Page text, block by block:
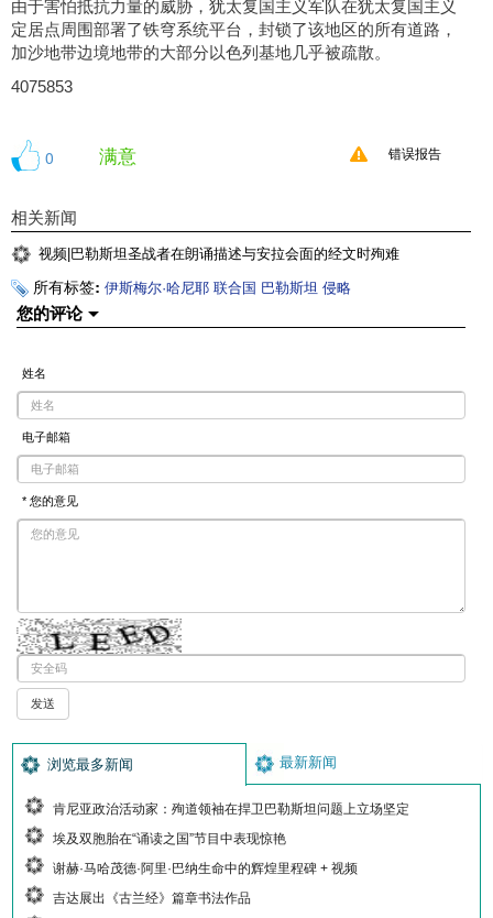
由于害怕抵抗力量的威胁，犹太复国主义军队在犹太复国主义
定居点周围部署了铁穹系统平台，封锁了该地区的所有道路，
加沙地带边境地带的大部分以色列基地几乎被疏散。
4075853
0 满意 错误报告
相关新闻
视频|巴勒斯坦圣战者在朗诵描述与安拉会面的经文时殉难
所有标签: 伊斯梅尔·哈尼耶 联合国 巴勒斯坦 侵略
您的评论
姓名
电子邮箱
* 您的意见
浏览最多新闻 最新新闻
肯尼亚政治活动家：殉道领袖在捍卫巴勒斯坦问题上立场坚定
埃及双胞胎在“诵读之国”节目中表现惊艳
谢赫·马哈茂德·阿里·巴纳生命中的辉煌里程碑 + 视频
吉达展出《古兰经》篇章书法作品